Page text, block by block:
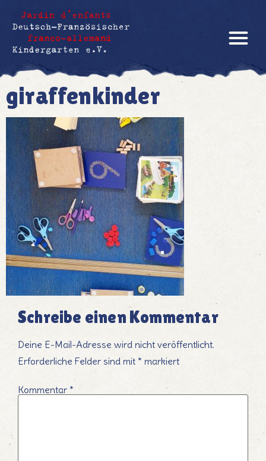
giraffenkinder
Schreibe einen Kommentar
Deine E-Mail-Adresse wird nicht veröffentlicht.
Erforderliche Felder sind mit * markiert
Kommentar *